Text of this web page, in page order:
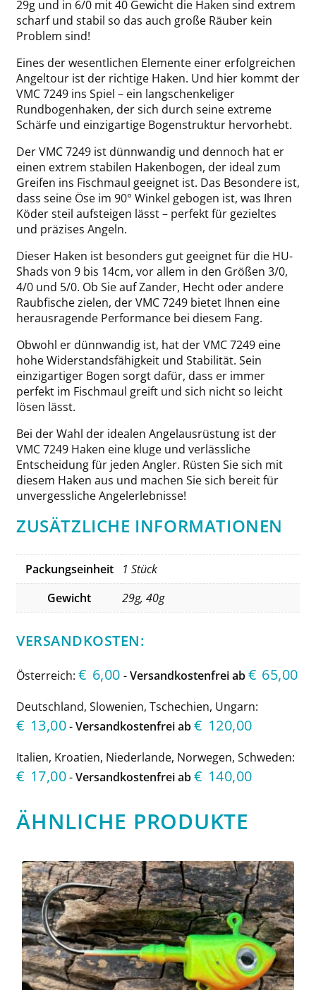
29g und in 6/0 mit 40 Gewicht die Haken sind extrem
scharf und stabil so das auch große Räuber kein
Problem sind!
Eines der wesentlichen Elemente einer erfolgreichen
Angeltour ist der richtige Haken. Und hier kommt der
VMC 7249 ins Spiel – ein langschenkeliger
Rundbogenhaken, der sich durch seine extreme
Schärfe und einzigartige Bogenstruktur hervorhebt.
Der VMC 7249 ist dünnwandig und dennoch hat er
einen extrem stabilen Hakenbogen, der ideal zum
Greifen ins Fischmaul geeignet ist. Das Besondere ist,
dass seine Öse im 90° Winkel gebogen ist, was Ihren
Köder steil aufsteigen lässt – perfekt für gezieltes
und präzises Angeln.
Dieser Haken ist besonders gut geeignet für die HU-
Shads von 9 bis 14cm, vor allem in den Größen 3/0,
4/0 und 5/0. Ob Sie auf Zander, Hecht oder andere
Raubfische zielen, der VMC 7249 bietet Ihnen eine
herausragende Performance bei diesem Fang.
Obwohl er dünnwandig ist, hat der VMC 7249 eine
hohe Widerstandsfähigkeit und Stabilität. Sein
einzigartiger Bogen sorgt dafür, dass er immer
perfekt im Fischmaul greift und sich nicht so leicht
lösen lässt.
Bei der Wahl der idealen Angelausrüstung ist der
VMC 7249 Haken eine kluge und verlässliche
Entscheidung für jeden Angler. Rüsten Sie sich mit
diesem Haken aus und machen Sie sich bereit für
unvergessliche Angelerlebnisse!
ZUSÄTZLICHE INFORMATIONEN
Packungseinheit
1 Stück
Gewicht
29g, 40g
VERSANDKOSTEN:
Österreich: € 6,00 -Versandkostenfrei ab € 65,00
Deutschland, Slowenien, Tschechien, Ungarn:
€ 13,00-Versandkostenfrei ab€ 120,00
Italien, Kroatien, Niederlande, Norwegen, Schweden:
€ 17,00-Versandkostenfrei ab€ 140,00
ÄHNLICHE PRODUKTE
Dieses
Produkt
weist
mehrere
Varianten
auf.
Die
Optionen
können